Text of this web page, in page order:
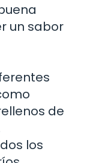
un sabor
de
los